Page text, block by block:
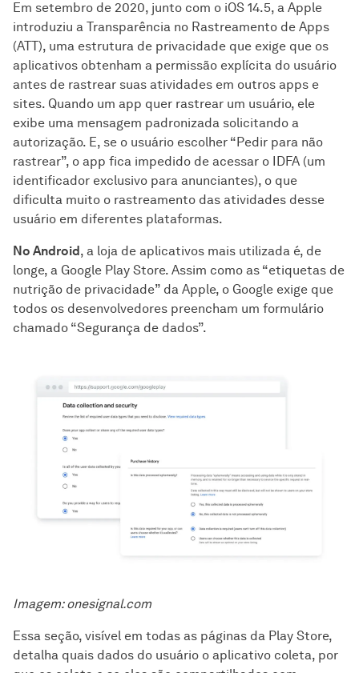
Em setembro de 2020, junto com o iOS 14.5, a Apple
introduziu a Transparência no Rastreamento de Apps
(ATT), uma estrutura de privacidade que exige que os
aplicativos obtenham a permissão explícita do usuário
antes de rastrear suas atividades em outros apps e
sites. Quando um app quer rastrear um usuário, ele
exibe uma mensagem padronizada solicitando a
autorização. E, se o usuário escolher “Pedir para não
rastrear”, o app fica impedido de acessar o IDFA (um
identificador exclusivo para anunciantes), o que
dificulta muito o rastreamento das atividades desse
usuário em diferentes plataformas.
No Android, a loja de aplicativos mais utilizada é, de
longe, a Google Play Store. Assim como as “etiquetas de
nutrição de privacidade” da Apple, o Google exige que
todos os desenvolvedores preencham um formulário
chamado “Segurança de dados”.
Imagem: onesignal.com
Essa seção, visível em todas as páginas da Play Store,
detalha quais dados do usuário o aplicativo coleta, por